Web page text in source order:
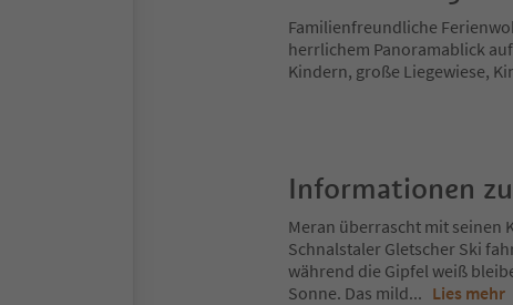
Familienfreundliche
herrlichem Panoramablick
Kindern, große Liegewiese,
Informationen
Meran überrascht mit seinen
Schnalstaler Gletscher Ski
während die Gipfel weiß
Sonne. Das mild... Lies mehr